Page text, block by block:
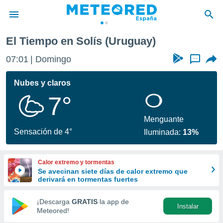
de
por
se
calidad.
a este
las
y
forma
digital
basada
El Tiempo en Solís (Uruguay)
07:01 Domingo ...
Nubes y claros
7°
Sensación de 4°
Menguante
Iluminada: 13%
Calor extremo y tormentas
Se avecinan siete días de calor extremo que
derivará en tormentas fuertes
¡Descarga GRATIS la app de
Meteored!
Instalar